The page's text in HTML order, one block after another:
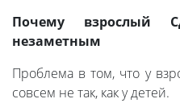
Почему взрослый
незаметным
Проблема в том, что у
совсем не так, как у детей.